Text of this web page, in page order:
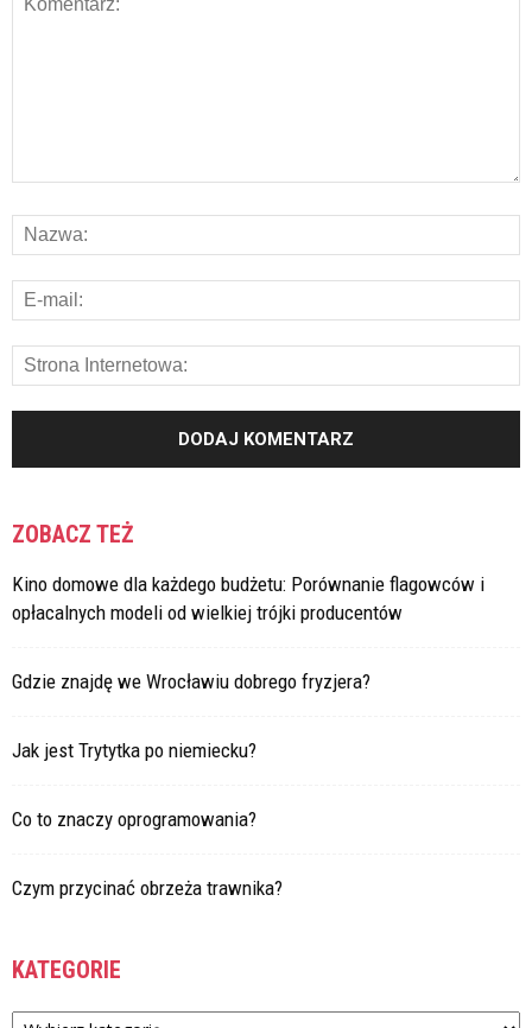
ZOBACZ TEŻ
Kino domowe dla każdego budżetu: Porównanie flagowców i
opłacalnych modeli od wielkiej trójki producentów
Gdzie znajdę we Wrocławiu dobrego fryzjera?
Jak jest Trytytka po niemiecku?
Co to znaczy oprogramowania?
Czym przycinać obrzeża trawnika?
KATEGORIE
Kategorie